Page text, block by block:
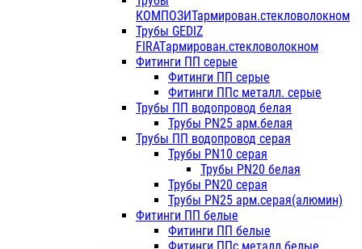
КОМПОЗИТармирован.стекловолокном
Трубы GEDIZ
FIRATармирован.стекловолокном
Фитинги ПП серые
Фитинги ПП серые
Фитинги ППс металл. серые
Трубы ПП водопровод белая
Трубы PN25 арм.белая
Трубы ПП водопровод серая
Трубы PN10 серая
Трубы PN20 белая
Трубы PN20 серая
Трубы PN25 арм.серая(алюмин)
Фитинги ПП белые
Фитинги ПП белые